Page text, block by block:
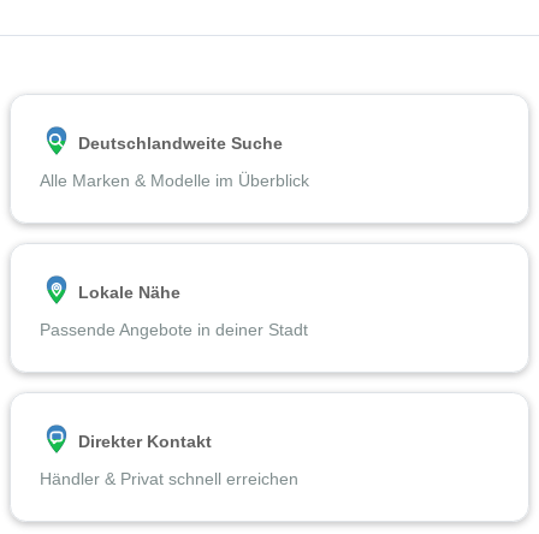
Deutschlandweite Suche
Alle Marken & Modelle im Überblick
Lokale Nähe
Passende Angebote in deiner Stadt
Direkter Kontakt
Händler & Privat schnell erreichen